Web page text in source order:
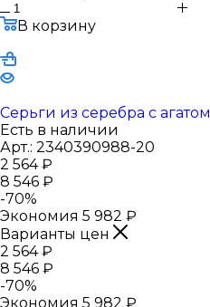
В корзину
Серьги из серебра с агатом
Есть в наличии
Арт.: 2340390988-20
2 564₽
8 546 ₽
-70%
Экономия 5 982 ₽
Варианты цен
2 564₽
8 546 ₽
-70%
Экономия 5 982 ₽